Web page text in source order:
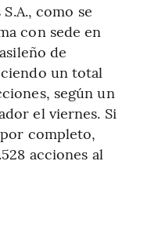
como se
con sede en
de
un total
según un
el viernes. Si
completo,
acciones al